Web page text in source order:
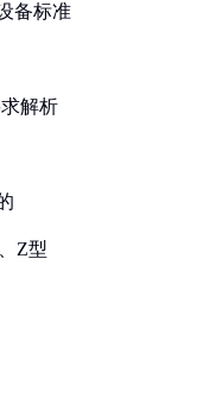
备标准
解析
Z型